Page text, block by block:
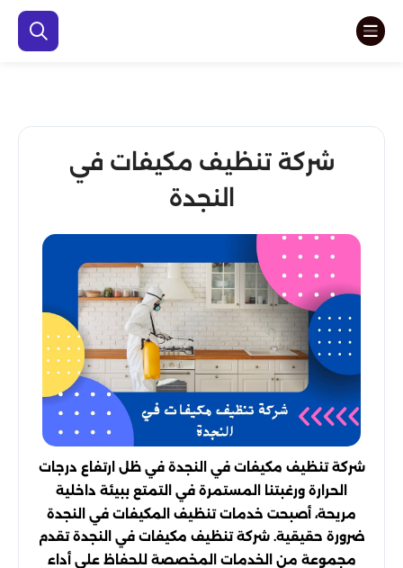
شركة تنظيف مكيفات في
النجدة
شركة تنظيف مكيفات في النجدةفي ظل ارتفاع درجات
الحرارة ورغبتنا المستمرة في التمتع ببيئة داخلية
مريحة، أصبحت خدمات تنظيف المكيفات في النجدة
ضرورة حقيقية. شركة تنظيف مكيفات في النجدة تقدم
مجموعة من الخدمات المخصصة للحفاظ على أداء